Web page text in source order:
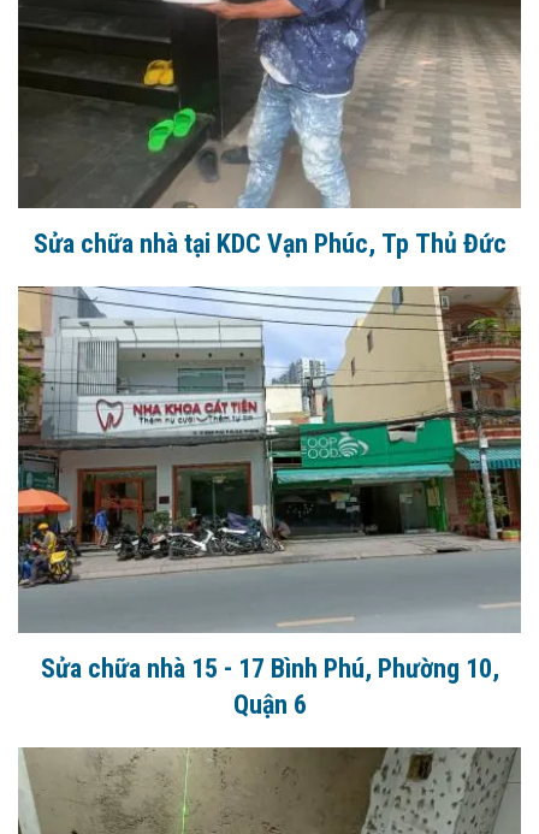
Sửa chữa nhà tại KDC Vạn Phúc, Tp Thủ Đức
Sửa chữa nhà 15 - 17 Bình Phú, Phường 10,
Quận 6